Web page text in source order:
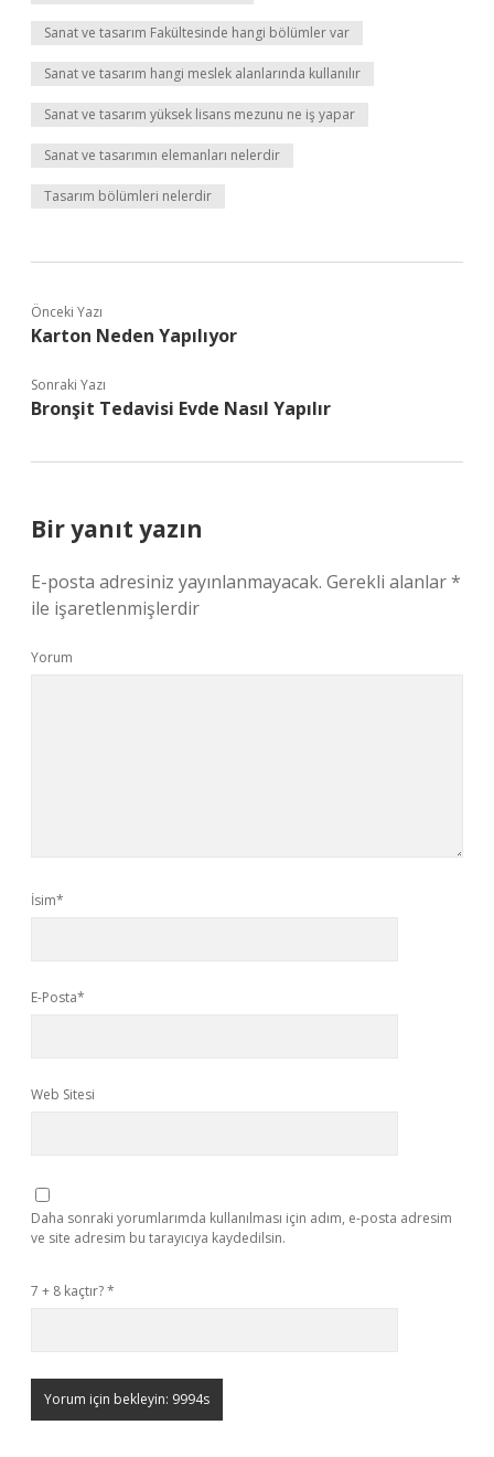
Sanat ve tasarım Fakültesinde hangi bölümler var
Sanat ve tasarım hangi meslek alanlarında kullanılır
Sanat ve tasarım yüksek lisans mezunu ne iş yapar
Sanat ve tasarımın elemanları nelerdir
Tasarım bölümleri nelerdir
Önceki Yazı
Karton Neden Yapılıyor
Sonraki Yazı
Bronşit Tedavisi Evde Nasıl Yapılır
Bir yanıt yazın
E-posta adresiniz yayınlanmayacak. Gerekli alanlar*
ile işaretlenmişlerdir
Yorum
İsim*
E-Posta*
Web Sitesi
Daha sonraki yorumlarımda kullanılması için adım, e-posta adresim
ve site adresim bu tarayıcıya kaydedilsin.
7 + 8 kaçtır?*